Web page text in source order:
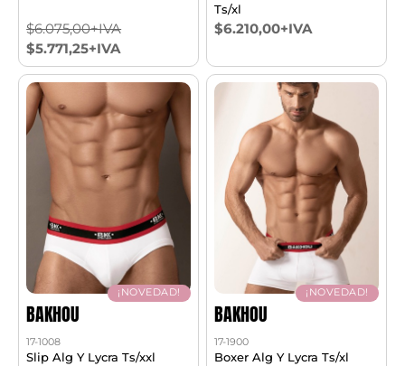
$6.075,00+IVA
$5.771,25+IVA
Ts/xl
$6.210,00+IVA
¡NOVEDAD!
BAKHOU
17-1008
Slip Alg Y Lycra Ts/xxl
¡NOVEDAD!
BAKHOU
17-1900
Boxer Alg Y Lycra Ts/xl